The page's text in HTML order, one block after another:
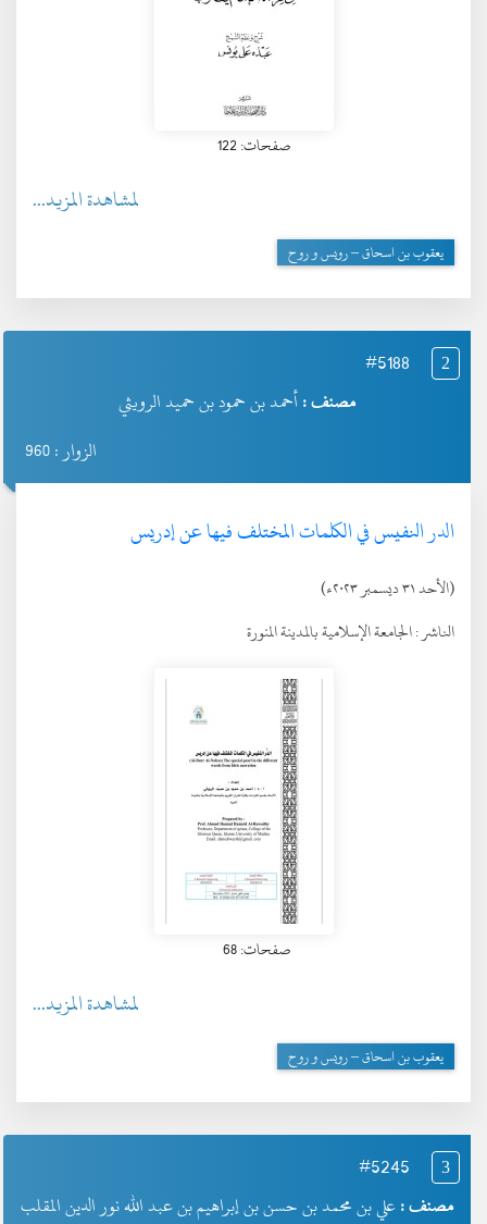
صفحات: 122
لمشاهدة المزيد...
يعقوب بن اسحاق – رويس و روح
2
#5188
مصنف :أحمد بن حمود بن حميد الرويثي
الزوار : 960
الدر النفيس في الكلمات المختلف فيها عن إدريس
(الأحد ٣١ ديسمبر ٢٠٢٣ء)
الناشر :الجامعة الإسلامية بالمدينة المنورة
صفحات: 68
لمشاهدة المزيد...
يعقوب بن اسحاق – رويس و روح
3
#5245
مصنف :علي بن محمد بن حسن بن إبراهيم بن عبد الله نور الدين المقلب